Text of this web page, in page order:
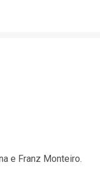
e Franz Monteiro.